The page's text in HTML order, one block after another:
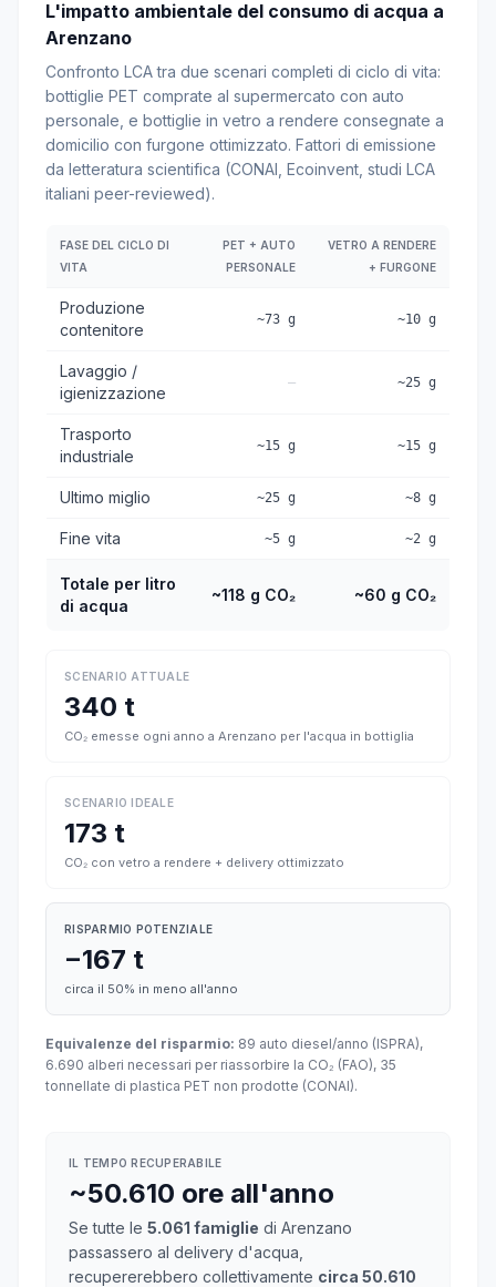
L'impatto ambientale del consumo di acqua a
Arenzano
Confronto LCA tra due scenari completi di ciclo di vita:
bottiglie PET comprate al supermercato con auto
personale, e bottiglie in vetro a rendere consegnate a
domicilio con furgone ottimizzato. Fattori di emissione
da letteratura scientifica (CONAI, Ecoinvent, studi LCA
italiani peer-reviewed).
FASE DEL CICLO DI
VITA
PET + AUTO
PERSONALE
VETRO A RENDERE
+ FURGONE
Produzione
contenitore
~73 g ~10 g
Lavaggio /
igienizzazione
— ~25 g
Trasporto
industriale
~15 g ~15 g
Ultimo miglio ~25 g ~8 g
Fine vita ~5 g ~2 g
Totale per litro
di acqua
~118 g CO₂ ~60 g CO₂
SCENARIO ATTUALE
340 t
CO₂ emesse ogni anno a Arenzano per l'acqua in bottiglia
SCENARIO IDEALE
173 t
CO₂ con vetro a rendere + delivery ottimizzato
RISPARMIO POTENZIALE
−167 t
circa il 50% in meno all'anno
Equivalenze del risparmio: 89 auto diesel/anno (ISPRA),
6.690 alberi necessari per riassorbire la CO₂ (FAO), 35
tonnellate di plastica PET non prodotte (CONAI).
IL TEMPO RECUPERABILE
~50.610 ore all'anno
Se tutte le 5.061 famiglie di Arenzano
passassero al delivery d'acqua,
recupererebbero collettivamente circa 50.610